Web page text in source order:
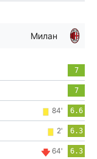
Милан
7
7
84' 6.6
2' 6.3
64' 6.3